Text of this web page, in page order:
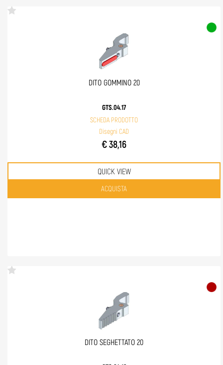
DITO GOMMINO 20
GTS.04.17
SCHEDA PRODOTTO
Disegni CAD
€ 38,16
QUICK VIEW
Quantità
ACQUISTA
DITO SEGHETTATO 20